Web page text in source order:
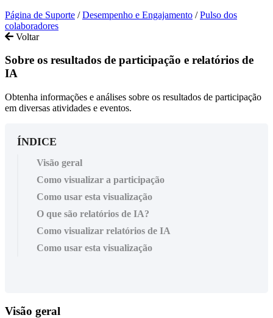
Página de Suporte / Desempenho e Engajamento / Pulso dos
colaboradores
Voltar
Sobre os resultados de participação e relatórios de
IA
Obtenha informações e análises sobre os resultados de participação
em diversas atividades e eventos.
ÍNDICE
Visão geral
Como visualizar a participação
Como usar esta visualização
O que são relatórios de IA?
Como visualizar relatórios de IA
Como usar esta visualização
Visão geral